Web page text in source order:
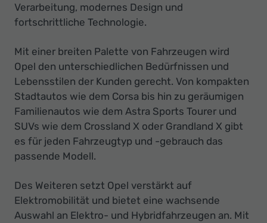
Verarbeitung, modernes Design und
fortschrittliche Technologie.
Mit einer breiten Palette von Fahrzeugen wird
Opel den unterschiedlichen Bedürfnissen und
Lebensstilen der Kunden gerecht. Von kompakten
Stadtautos wie dem Corsa bis hin zu geräumigen
Familienautos wie dem Astra Sports Tourer und
SUVs wie dem Crossland X oder Grandland X gibt
es für jeden Fahrzeugtyp und -gebrauch das
passende Modell.
Des Weiteren setzt Opel verstärkt auf
Elektromobilität und bietet eine wachsende
Auswahl an Elektro- und Hybridfahrzeugen an. Mit